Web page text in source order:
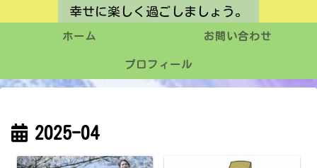
幸せに楽しく過ごしましょう。
ホーム お問い合わせ
プロフィール
2025-04